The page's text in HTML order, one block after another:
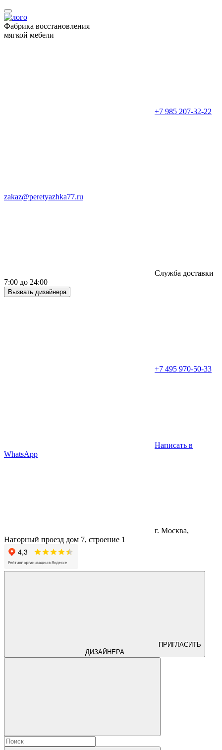
Фабрика восстановления
мягкой мебели
+7 985 207-32-22
zakaz@peretyazhka77.ru
Служба доставки
7:00 до 24:00
Вызвать дизайнера
+7 495 970-50-33
Написать в
WhatsApp
г. Москва,
Нагорный проезд дом 7, строение 1
ПРИГЛАСИТЬ
ДИЗАЙНЕРА